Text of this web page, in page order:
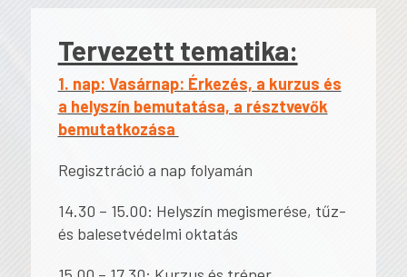
Tervezett tematika:
1. nap: Vasárnap: Érkezés, a kurzus és
a helyszín bemutatása, a résztvevők
bemutatkozása
Regisztráció a nap folyamán
14.30 – 15.00: Helyszín megismerése, tűz-
és balesetvédelmi oktatás